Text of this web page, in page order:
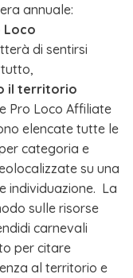
annuale:
Loco
di sentirsi
il territorio
Pro Loco Affiliate
elencate tutte le
categoria e
su una
individuazione. La
sulle risorse
carnevali
per citare
al territorio e